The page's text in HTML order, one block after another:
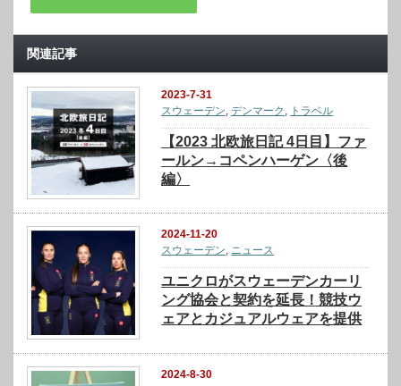
関連記事
2023-7-31
スウェーデン,デンマーク , トラベル
【2023 北欧旅日記 4日目】ファ
ールン→コペンハーゲン〈後
編〉
2024-11-20
スウェーデン, ニュース
ユニクロがスウェーデンカーリ
ング協会と契約を延長！競技ウ
ェアとカジュアルウェアを提供
2024-8-30